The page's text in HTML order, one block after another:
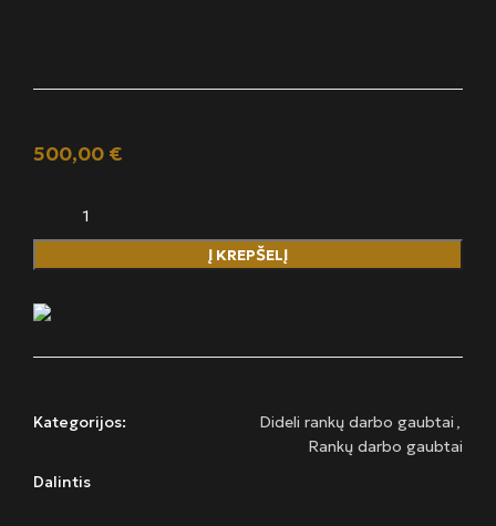
500,00 €
Į KREPŠELĮ
Kategorijos: Dideli rankų darbo gaubtai ,
Rankų darbo gaubtai
Dalintis